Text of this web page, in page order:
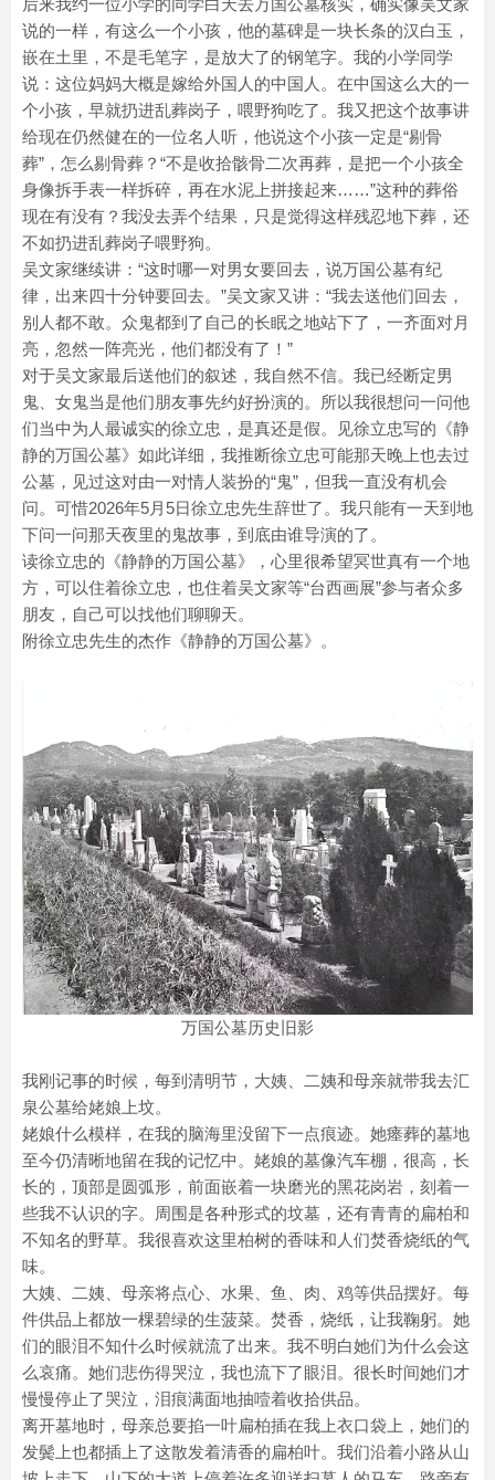
后来我约一位小学的同学白天去万国公墓核实，确实像吴文家
说的一样，有这么一个小孩，他的墓碑是一块长条的汉白玉，
嵌在土里，不是毛笔字，是放大了的钢笔字。我的小学同学
说：这位妈妈大概是嫁给外国人的中国人。在中国这么大的一
个小孩，早就扔进乱葬岗子，喂野狗吃了。我又把这个故事讲
给现在仍然健在的一位名人听，他说这个小孩一定是“剔骨
葬”，怎么剔骨葬？“不是收拾骸骨二次再葬，是把一个小孩全
身像拆手表一样拆碎，再在水泥上拼接起来……”这种的葬俗
现在有没有？我没去弄个结果，只是觉得这样残忍地下葬，还
不如扔进乱葬岗子喂野狗。
吴文家继续讲：“这时哪一对男女要回去，说万国公墓有纪
律，出来四十分钟要回去。”吴文家又讲：“我去送他们回去，
别人都不敢。众鬼都到了自己的长眠之地站下了，一齐面对月
亮，忽然一阵亮光，他们都没有了！”
对于吴文家最后送他们的叙述，我自然不信。我已经断定男
鬼、女鬼当是他们朋友事先约好扮演的。所以我很想问一问他
们当中为人最诚实的徐立忠，是真还是假。见徐立忠写的《静
静的万国公墓》如此详细，我推断徐立忠可能那天晚上也去过
公墓，见过这对由一对情人装扮的“鬼”，但我一直没有机会
问。可惜2026年5月5日徐立忠先生辞世了。我只能有一天到地
下问一问那天夜里的鬼故事，到底由谁导演的了。
读徐立忠的《静静的万国公墓》，心里很希望冥世真有一个地
方，可以住着徐立忠，也住着吴文家等“台西画展”参与者众多
朋友，自己可以找他们聊聊天。
附徐立忠先生的杰作《静静的万国公墓》。
万国公墓历史旧影
我刚记事的时候，每到清明节，大姨、二姨和母亲就带我去汇
泉公墓给姥娘上坟。
姥娘什么模样，在我的脑海里没留下一点痕迹。她瘗葬的墓地
至今仍清晰地留在我的记忆中。姥娘的墓像汽车棚，很高，长
长的，顶部是圆弧形，前面嵌着一块磨光的黑花岗岩，刻着一
些我不认识的字。周围是各种形式的坟墓，还有青青的扁柏和
不知名的野草。我很喜欢这里柏树的香味和人们焚香烧纸的气
味。
大姨、二姨、母亲将点心、水果、鱼、肉、鸡等供品摆好。每
件供品上都放一棵碧绿的生菠菜。焚香，烧纸，让我鞠躬。她
们的眼泪不知什么时候就流了出来。我不明白她们为什么会这
么哀痛。她们悲伤得哭泣，我也流下了眼泪。很长时间她们才
慢慢停止了哭泣，泪痕满面地抽噎着收拾供品。
离开墓地时，母亲总要掐一叶扁柏插在我上衣口袋上，她们的
发鬓上也都插上了这散发着清香的扁柏叶。我们沿着小路从山